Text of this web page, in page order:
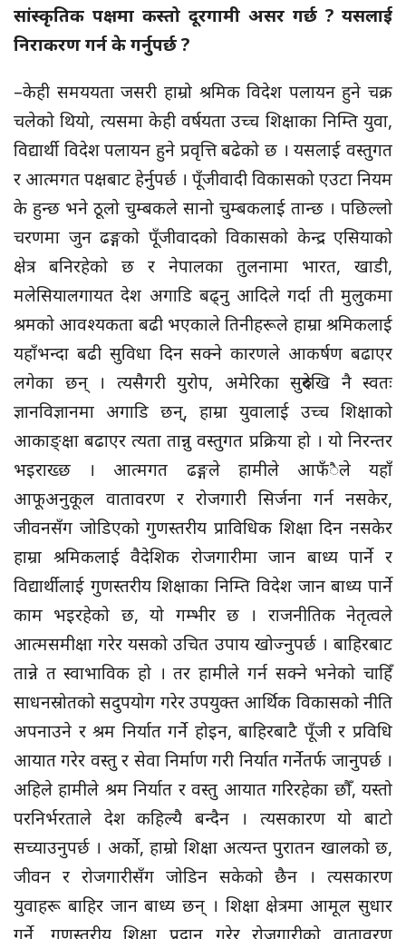
सांस्कृतिक पक्षमा कस्तो दूरगामी असर गर्छ ? यसलाई
निराकरण गर्न के गर्नुपर्छ ?
–केही समययता जसरी हाम्रो श्रमिक विदेश पलायन हुने चक्र
चलेको थियो, त्यसमा केही वर्षयता उच्च शिक्षाका निम्ति युवा,
विद्यार्थी विदेश पलायन हुने प्रवृत्ति बढेको छ । यसलाई वस्तुगत
र आत्मगत पक्षबाट हेर्नुपर्छ । पूँजीवादी विकासको एउटा नियम
के हुन्छ भने ठूलो चुम्बकले सानो चुम्बकलाई तान्छ । पछिल्लो
चरणमा जुन ढङ्गको पूँजीवादको विकासको केन्द्र एसियाको
क्षेत्र बनिरहेको छ र नेपालका तुलनामा भारत, खाडी,
मलेसियालगायत देश अगाडि बढ्नु आदिले गर्दा ती मुलुकमा
श्रमको आवश्यकता बढी भएकाले तिनीहरूले हाम्रा श्रमिकलाई
यहाँभन्दा बढी सुविधा दिन सक्ने कारणले आकर्षण बढाएर
लगेका छन् । त्यसैगरी युरोप, अमेरिका सुरुदेखि नै स्वतः
ज्ञानविज्ञानमा अगाडि छन्, हाम्रा युवालाई उच्च शिक्षाको
आकाङ्क्षा बढाएर त्यता तान्नु वस्तुगत प्रक्रिया हो । यो निरन्तर
भइराख्छ । आत्मगत ढङ्गले हामीले आफँैले यहाँ
आफूअनुकूल वातावरण र रोजगारी सिर्जना गर्न नसकेर,
जीवनसँग जोडिएको गुणस्तरीय प्राविधिक शिक्षा दिन नसकेर
हाम्रा श्रमिकलाई वैदेशिक रोजगारीमा जान बाध्य पार्ने र
विद्यार्थीलाई गुणस्तरीय शिक्षाका निम्ति विदेश जान बाध्य पार्ने
काम भइरहेको छ, यो गम्भीर छ । राजनीतिक नेतृत्वले
आत्मसमीक्षा गरेर यसको उचित उपाय खोज्नुपर्छ । बाहिरबाट
तान्ने त स्वाभाविक हो । तर हामीले गर्न सक्ने भनेको चाहिँ
साधनस्रोतको सदुपयोग गरेर उपयुक्त आर्थिक विकासको नीति
अपनाउने र श्रम निर्यात गर्ने होइन, बाहिरबाटै पूँजी र प्रविधि
आयात गरेर वस्तु र सेवा निर्माण गरी निर्यात गर्नेतर्फ जानुपर्छ ।
अहिले हामीले श्रम निर्यात र वस्तु आयात गरिरहेका छौँ, यस्तो
परनिर्भरताले देश कहिल्यै बन्दैन । त्यसकारण यो बाटो
सच्याउनुपर्छ । अर्को, हाम्रो शिक्षा अत्यन्त पुरातन खालको छ,
जीवन र रोजगारीसँग जोडिन सकेको छैन । त्यसकारण
युवाहरू बाहिर जान बाध्य छन् । शिक्षा क्षेत्रमा आमूल सुधार